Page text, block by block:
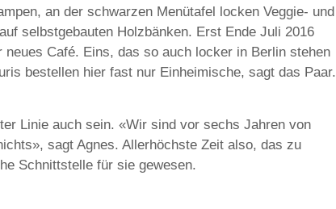
an der schwarzen Menütafel locken Veggie- und
selbstgebauten Holzbänken. Erst Ende Juli 2016
neues Café. Eins, das so auch locker in Berlin stehen
bestellen hier fast nur Einheimische, sagt das Paar.
Linie auch sein. «Wir sind vor sechs Jahren von
sagt Agnes. Allerhöchste Zeit also, das zu
Schnittstelle für sie gewesen.